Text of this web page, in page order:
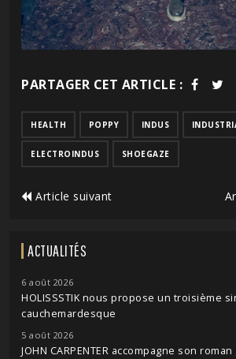
PARTAGER CET ARTICLE :
HEALTH POPPY INDUS
ELECTROINDUS SHOEGAZE
Article suivant
ACTUALITÉS
6 août 2026
HOLISSSTIK nous propose un troisième
cauchemardesque
5 août 2026
JOHN CARPENTER accompagne son